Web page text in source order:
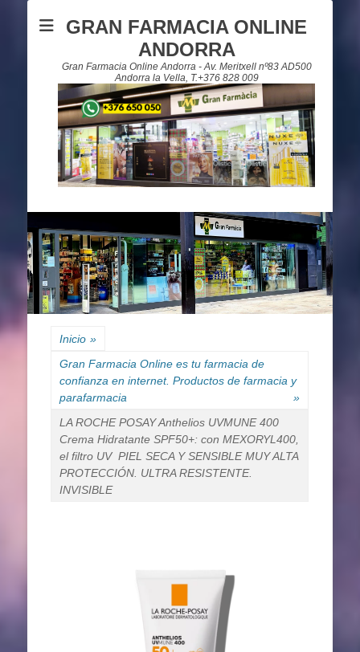
GRAN FARMACIA ONLINE
ANDORRA
Gran Farmacia Online Andorra - Av. Meritxell nº83 AD500
Andorra la Vella, T.+376 828 009
Inicio »
Gran Farmacia Online es tu farmacia de
confianza en internet. Productos de farmacia y
parafarmacia
»
LA ROCHE POSAY Anthelios UVMUNE 400
Crema Hidratante SPF50+: con MEXORYL400,
el filtro UV PIEL SECA Y SENSIBLE MUY ALTA
PROTECCIÓN. ULTRA RESISTENTE.
INVISIBLE